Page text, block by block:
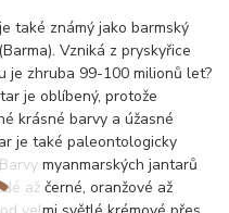
také známý jako barmský
Vzniká z pryskyřice
je zhruba 99-100 milionů let?
je oblíbený, protože
krásné barvy a úžasné
je také paleontologicky
myanmarských jantarů
až černé, oranžové až